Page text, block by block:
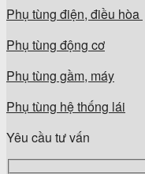
Phụ tùng điện, điều hòa
Phụ tùng động cơ
Phụ tùng gầm, máy
Phụ tùng hệ thống lái
Yêu cầu tư vấn